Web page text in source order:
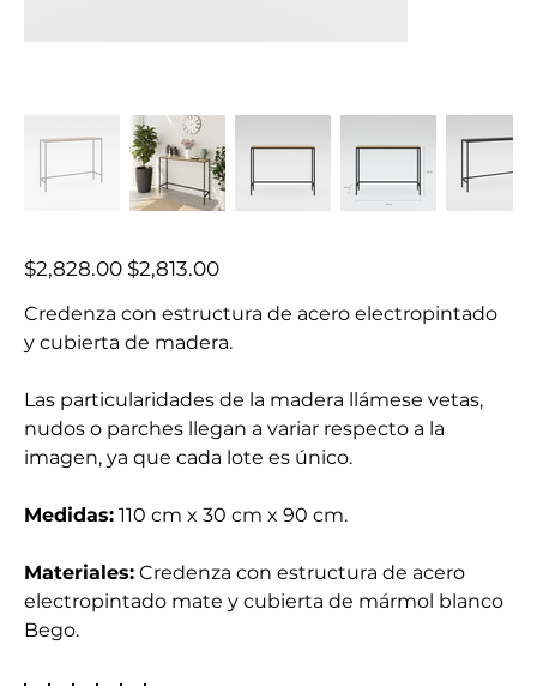
Precio
original
$2,828.00 Precio
de
$2,813.00
Credenza con estructura de acero electropintado
y cubierta de madera.
Las particularidades de la madera llámese vetas,
nudos o parches llegan a variar respecto a la
imagen, ya que cada lote es único.
Medidas: 110 cm x 30 cm x 90 cm.
Materiales: Credenza con estructura de acero
electropintado mate y cubierta de mármol blanco
Bego.